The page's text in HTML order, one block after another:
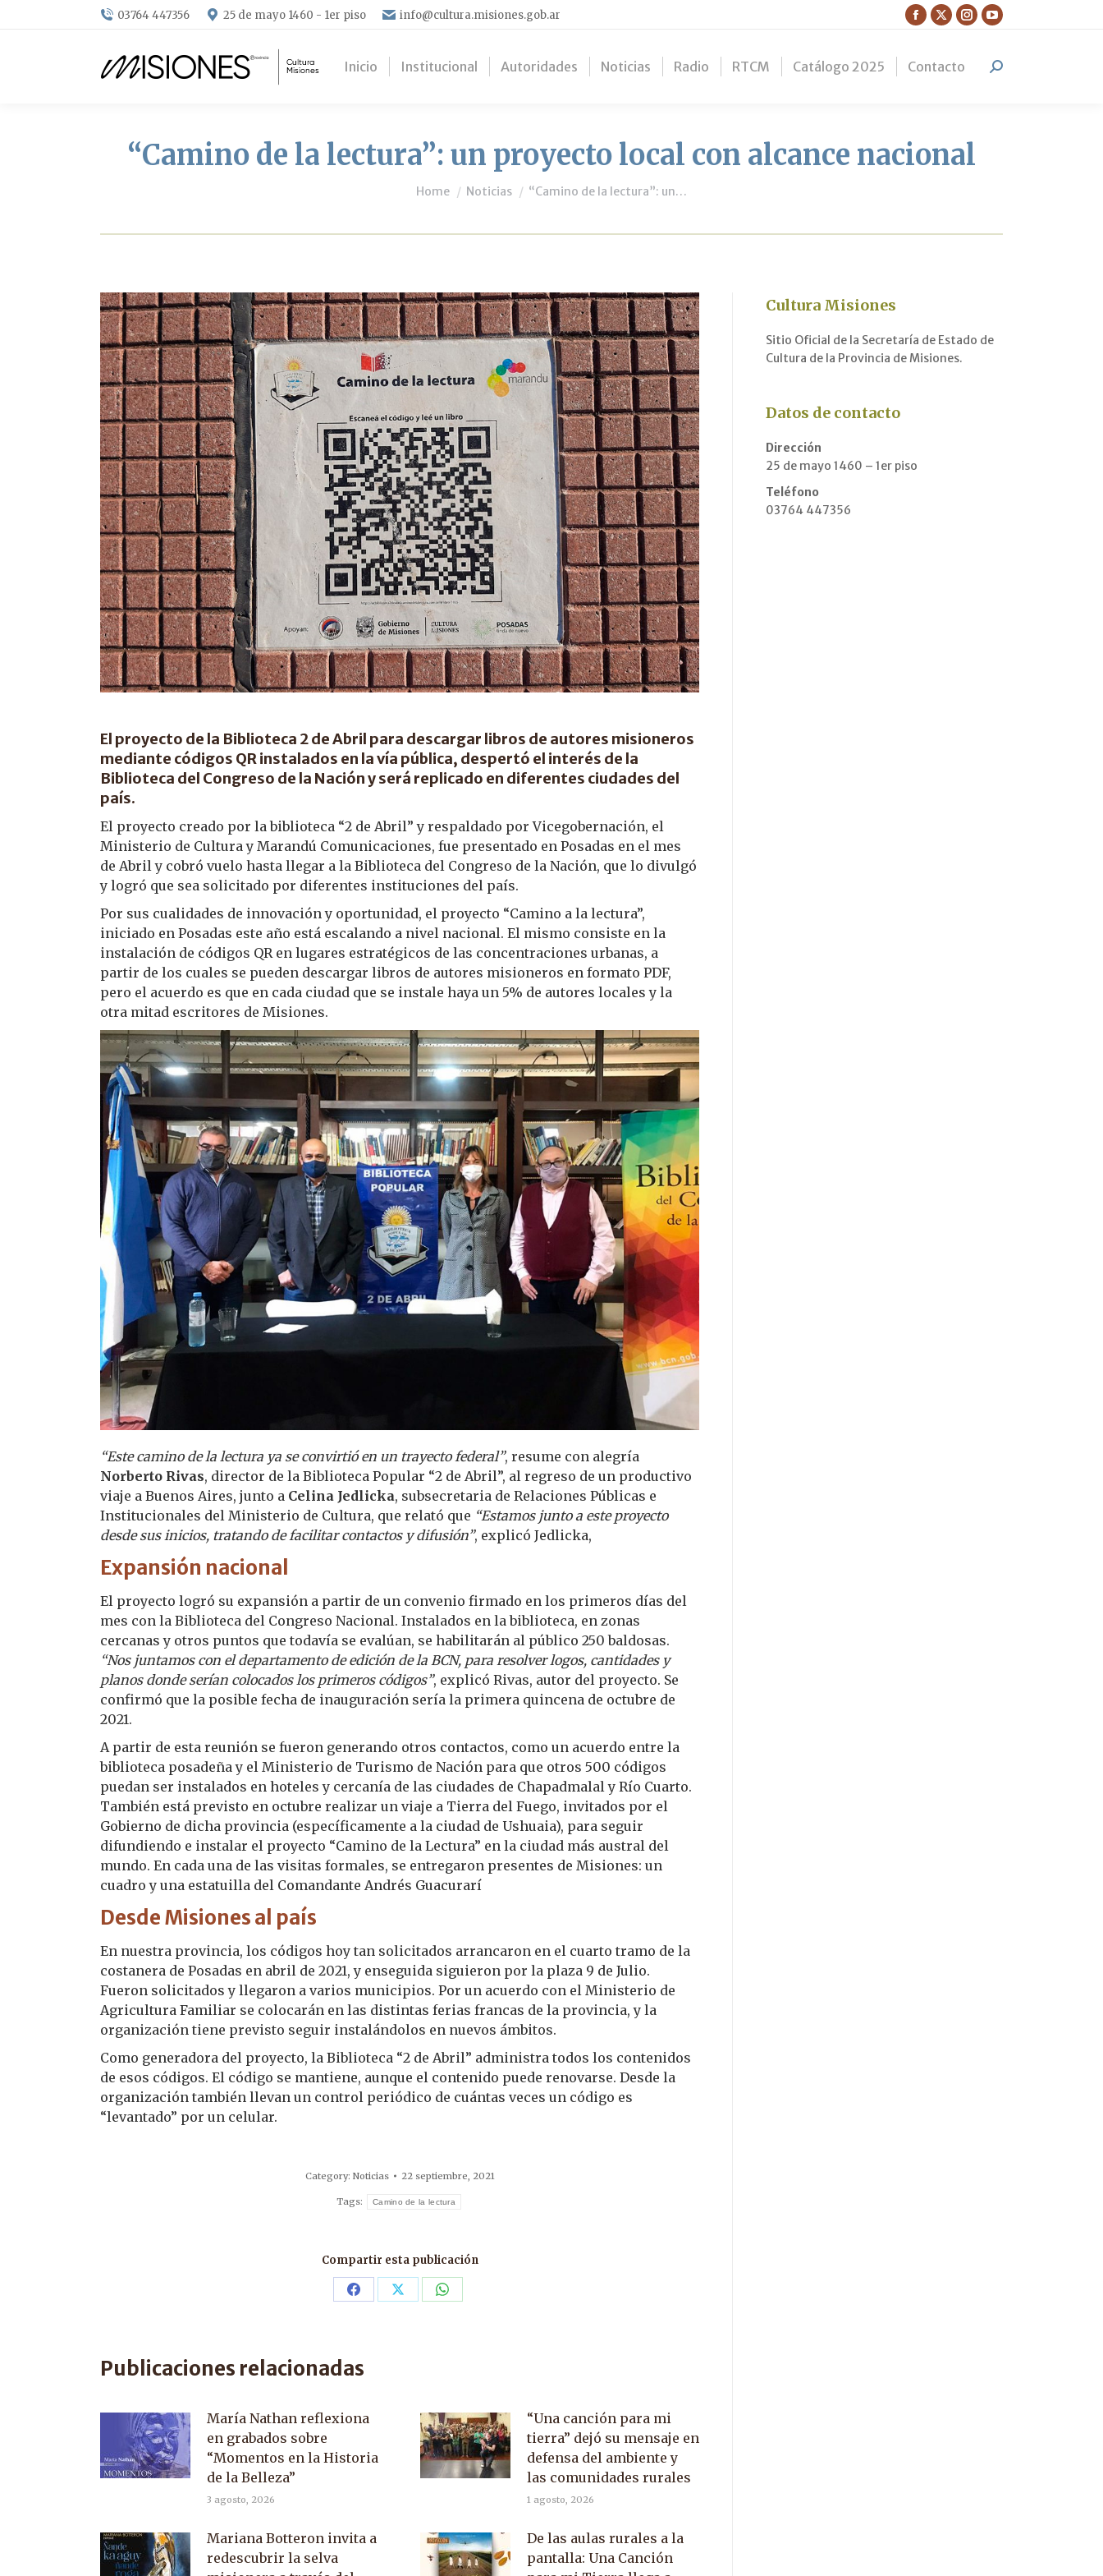
03764 447356 25 de mayo 1460 - 1er piso info@cultura.misiones.gob.ar
Facebook
opens
X
opens
Instagram
opens
YouTube
opens
Inicio Institucional Autoridades Noticias Radio RTCM Catálogo 2025 Contacto Search:
“Camino de la lectura”: un proyecto local con alcance nacional
You are here:
Home Noticias “Camino de la lectura”: un…
El proyecto de la Biblioteca 2 de Abril para descargar libros de autores misioneros
mediante códigos QR instalados en la vía pública, despertó el interés de la
Biblioteca del Congreso de la Nación y será replicado en diferentes ciudades del
país.
El proyecto creado por la biblioteca “2 de Abril” y respaldado por Vicegobernación, el
Ministerio de Cultura y Marandú Comunicaciones, fue presentado en Posadas en el mes
de Abril y cobró vuelo hasta llegar a la Biblioteca del Congreso de la Nación, que lo divulgó
y logró que sea solicitado por diferentes instituciones del país.
Por sus cualidades de innovación y oportunidad, el proyecto “Camino a la lectura”,
iniciado en Posadas este año está escalando a nivel nacional. El mismo consiste en la
instalación de códigos QR en lugares estratégicos de las concentraciones urbanas, a
partir de los cuales se pueden descargar libros de autores misioneros en formato PDF,
pero el acuerdo es que en cada ciudad que se instale haya un 5% de autores locales y la
otra mitad escritores de Misiones.
“Este camino de la lectura ya se convirtió en un trayecto federal”, resume con alegría
Norberto Rivas, director de la Biblioteca Popular “2 de Abril”, al regreso de un productivo
viaje a Buenos Aires, junto a Celina Jedlicka, subsecretaria de Relaciones Públicas e
Institucionales del Ministerio de Cultura, que relató que “Estamos junto a este proyecto
desde sus inicios, tratando de facilitar contactos y difusión”, explicó Jedlicka,
Expansión nacional
El proyecto logró su expansión a partir de un convenio firmado en los primeros días del
mes con la Biblioteca del Congreso Nacional. Instalados en la biblioteca, en zonas
cercanas y otros puntos que todavía se evalúan, se habilitarán al público 250 baldosas.
“Nos juntamos con el departamento de edición de la BCN, para resolver logos, cantidades y
planos donde serían colocados los primeros códigos”, explicó Rivas, autor del proyecto. Se
confirmó que la posible fecha de inauguración sería la primera quincena de octubre de
2021.
A partir de esta reunión se fueron generando otros contactos, como un acuerdo entre la
biblioteca posadeña y el Ministerio de Turismo de Nación para que otros 500 códigos
puedan ser instalados en hoteles y cercanía de las ciudades de Chapadmalal y Río Cuarto.
También está previsto en octubre realizar un viaje a Tierra del Fuego, invitados por el
Gobierno de dicha provincia (específicamente a la ciudad de Ushuaia), para seguir
difundiendo e instalar el proyecto “Camino de la Lectura” en la ciudad más austral del
mundo. En cada una de las visitas formales, se entregaron presentes de Misiones: un
cuadro y una estatuilla del Comandante Andrés Guacurarí
Desde Misiones al país
En nuestra provincia, los códigos hoy tan solicitados arrancaron en el cuarto tramo de la
costanera de Posadas en abril de 2021, y enseguida siguieron por la plaza 9 de Julio.
Fueron solicitados y llegaron a varios municipios. Por un acuerdo con el Ministerio de
Agricultura Familiar se colocarán en las distintas ferias francas de la provincia, y la
organización tiene previsto seguir instalándolos en nuevos ámbitos.
Como generadora del proyecto, la Biblioteca “2 de Abril” administra todos los contenidos
de esos códigos. El código se mantiene, aunque el contenido puede renovarse. Desde la
organización también llevan un control periódico de cuántas veces un código es
“levantado” por un celular.
Category: Noticias 22 septiembre, 2021
Tags: Camino de la lectura
Compartir esta publicación
Share Share Share
Publicaciones relacionadas
María Nathan reflexiona
en grabados sobre
“Momentos en la Historia
de la Belleza”
3 agosto, 2026
“Una canción para mi
tierra” dejó su mensaje en
defensa del ambiente y
las comunidades rurales
1 agosto, 2026
Mariana Botteron invita a
redescubrir la selva
De las aulas rurales a la
pantalla: Una Canción
Cultura Misiones
Sitio Oficial de la Secretaría de Estado de
Cultura de la Provincia de Misiones.
Datos de contacto
Dirección
25 de mayo 1460 – 1er piso
Teléfono
03764 447356